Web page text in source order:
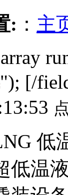
: ： 主
"); [/
低温
低温